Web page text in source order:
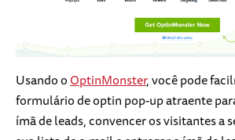
Usando oOptinMonster, você pode
formulário de optin pop-up atraente
ímã de leads, convencer os visitantes a